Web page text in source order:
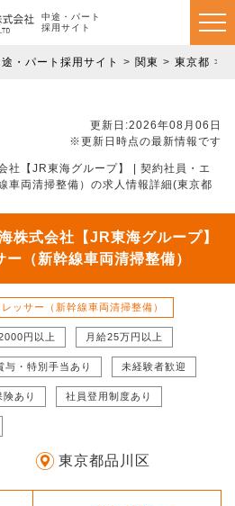
中途・パート
採用サイト
・パート採用サイト 関東 東京都
更新日:2026年08月06日
※更新日時点の最新情報です
社【JR東海グループ】 | 契約社員・エ
車両清掃整備）の求人情報詳細(東京都
株式会社【JR東海グループ】
（新幹線車両清掃整備）
ッサー（新幹線車両清掃整備）
円以上 月給25万円以上
与・特別手当あり 未経験者歓迎
険あり 社員登用制度あり
東京都品川区